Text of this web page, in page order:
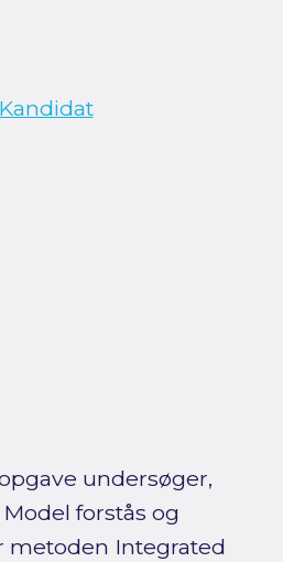
undersøger,
forstås og
metoden Integrated